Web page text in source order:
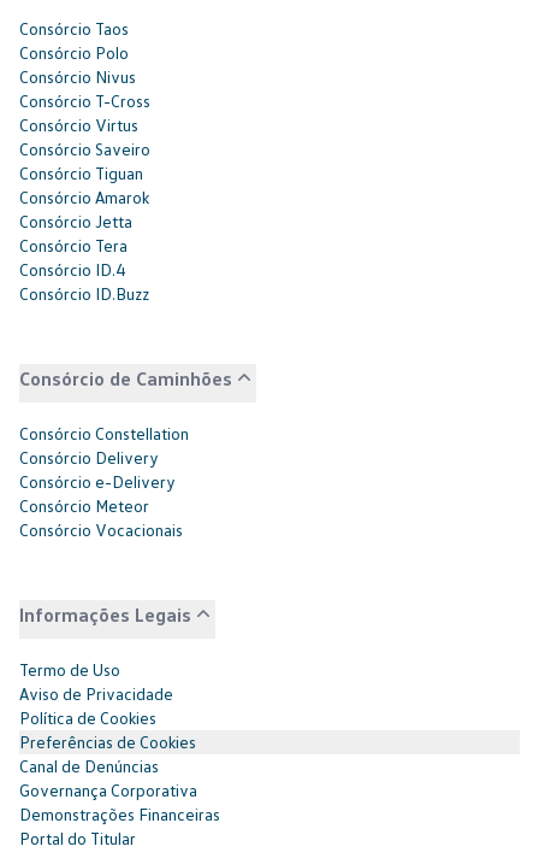
Consórcio Taos
Consórcio Polo
Consórcio Nivus
Consórcio T-Cross
Consórcio Virtus
Consórcio Saveiro
Consórcio Tiguan
Consórcio Amarok
Consórcio Jetta
Consórcio Tera
Consórcio ID.4
Consórcio ID.Buzz
Consórcio de Caminhões
Consórcio Constellation
Consórcio Delivery
Consórcio e-Delivery
Consórcio Meteor
Consórcio Vocacionais
Informações Legais
Termo de Uso
Aviso de Privacidade
Política de Cookies
Preferências de Cookies
Canal de Denúncias
Governança Corporativa
Demonstrações Financeiras
Portal do Titular